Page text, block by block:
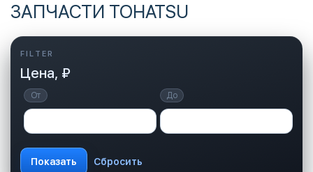
ЗАПЧАСТИ TOHATSU
Цена, ₽
От До